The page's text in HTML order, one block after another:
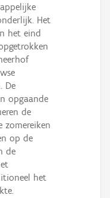
Het
het eind
De
opgaande
de
zomereiken
op de
de
het